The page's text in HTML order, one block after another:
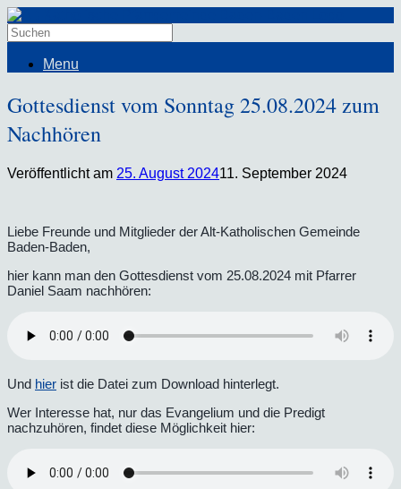
Menu
Gottesdienst vom Sonntag 25.08.2024 zum
Nachhören
Veröffentlicht am 25. August 202411. September 2024
Liebe Freunde und Mitglieder der Alt-Katholischen Gemeinde
Baden-Baden,
hier kann man den Gottesdienst vom 25.08.2024 mit Pfarrer
Daniel Saam nachhören:
Und hier ist die Datei zum Download hinterlegt.
Wer Interesse hat, nur das Evangelium und die Predigt
nachzuhören, findet diese Möglichkeit hier: